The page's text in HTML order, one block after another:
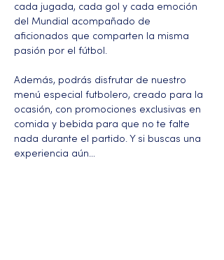
cada jugada, cada gol y cada emoción
del Mundial acompañado de
aficionados que comparten la misma
pasión por el fútbol.
Además, podrás disfrutar de nuestro
menú especial futbolero, creado para la
ocasión, con promociones exclusivas en
comida y bebida para que no te falte
nada durante el partido. Y si buscas una
experiencia aún…